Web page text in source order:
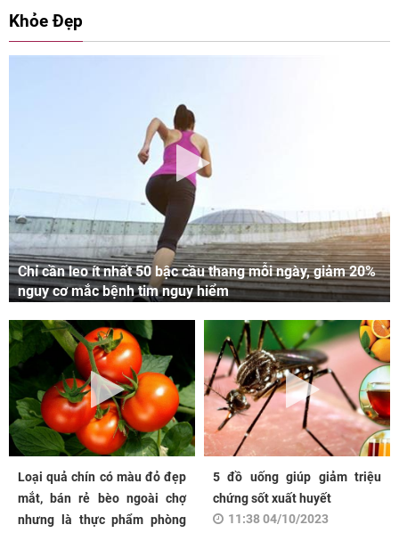
Khỏe Đẹp
Chỉ cần leo ít nhất 50 bậc cầu thang mỗi ngày, giảm 20%
nguy cơ mắc bệnh tim nguy hiểm
Loại quả chín có màu đỏ đẹp
mắt, bán rẻ bèo ngoài chợ
nhưng là thực phẩm phòng
5 đồ uống giúp giảm triệu
chứng sốt xuất huyết
11:38 04/10/2023